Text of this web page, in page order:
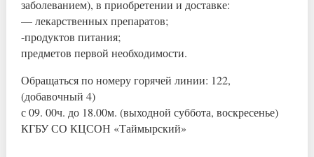
заболеванием), в приобретении и доставке:
— лекарственных препаратов;
-продуктов питания;
предметов первой необходимости.
Обращаться по номеру горячей линии: 122,
(добавочный 4)
с 09. 00ч. до 18.00м. (выходной суббота, воскресенье)
КГБУ СО КЦСОН «Таймырский»